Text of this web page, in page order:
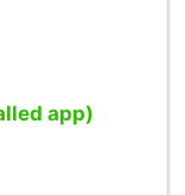
app)